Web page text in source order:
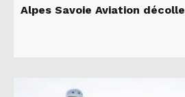
Alpes Savoie Aviation décolle